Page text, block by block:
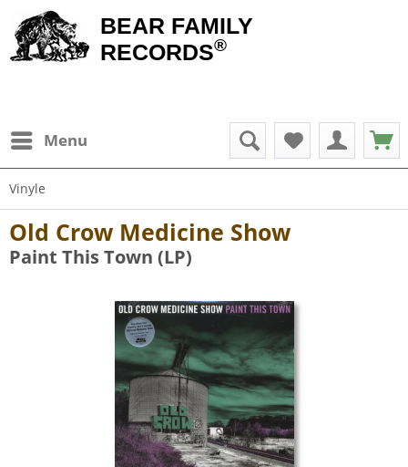
BEAR FAMILY
RECORDS®
Menu
Vinyle
Old Crow Medicine Show
Paint This Town (LP)